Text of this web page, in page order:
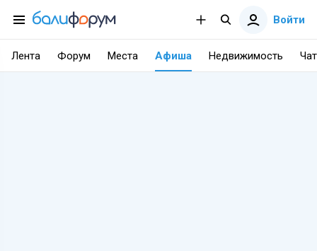
Войти
Лента Форум Места Афиша Недвижимость Чат